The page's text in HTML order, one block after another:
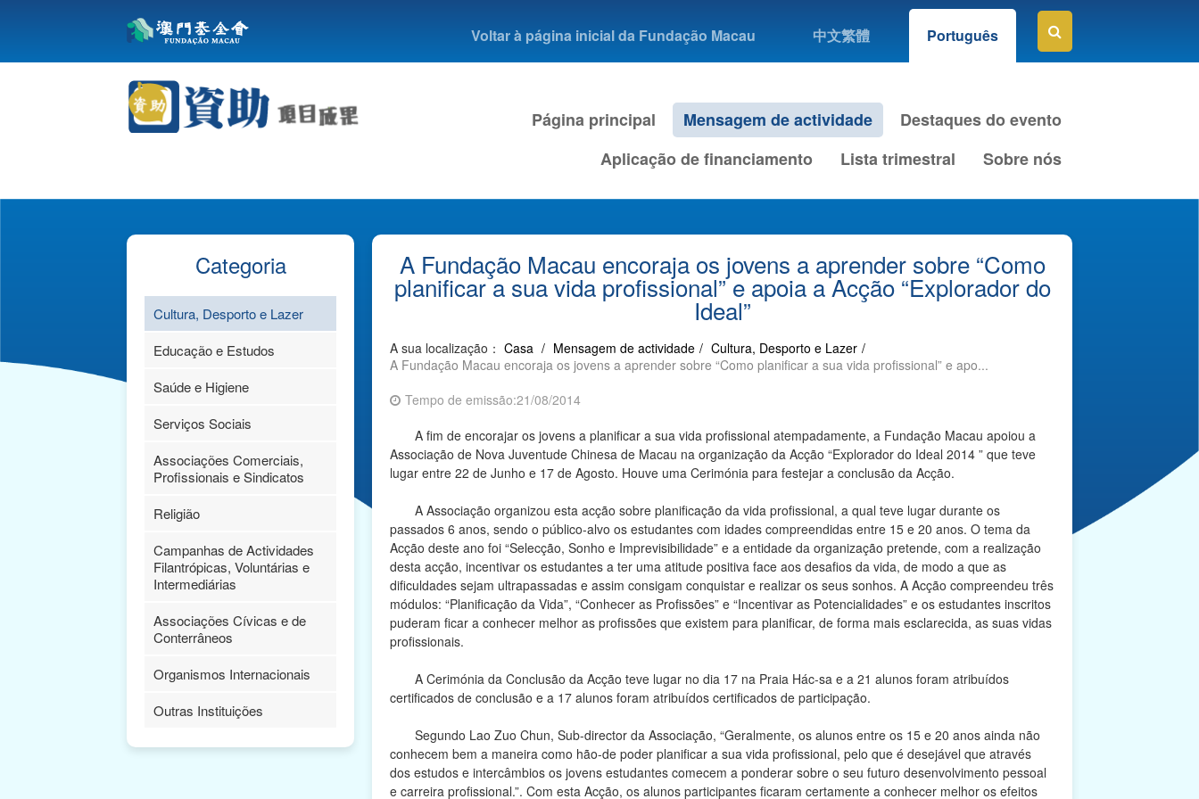
Voltar à página inicial da Fundação Macau 中文繁體 Português
Página principal Mensagem de actividade
Destaques do evento
Aplicação de financiamento
Lista trimestral Sobre nós
Categoria
Cultura, Desporto e Lazer
Educação e Estudos
Saúde e Higiene
Serviços Sociais
Associações Comerciais,
Profissionais e Sindicatos
Religião
Campanhas de Actividades
Filantrópicas, Voluntárias e
Intermediárias
Associações Cívicas e de
Conterrâneos
Organismos Internacionais
Outras Instituições
A Fundação Macau encoraja os jovens a aprender sobre “Como
planificar a sua vida profissional” e apoia a Acção “Explorador do
Ideal”
A sua localização： Casa / Mensagem de actividade / Cultura, Desporto e Lazer /
A Fundação Macau encoraja os jovens a aprender sobre “Como planificar a sua vida profissional” e apo...
Tempo de emissão:21/08/2014
A fim de encorajar os jovens a planificar a sua vida profissional atempadamente, a Fundação Macau apoiou a
Associação de Nova Juventude Chinesa de Macau na organização da Acção “Explorador do Ideal 2014 ” que teve
lugar entre 22 de Junho e 17 de Agosto. Houve uma Cerimónia para festejar a conclusão da Acção.
A Associação organizou esta acção sobre planificação da vida profissional, a qual teve lugar durante os
passados 6 anos, sendo o público-alvo os estudantes com idades compreendidas entre 15 e 20 anos. O tema da
Acção deste ano foi “Selecção, Sonho e Imprevisibilidade” e a entidade da organização pretende, com a realização
desta acção, incentivar os estudantes a ter uma atitude positiva face aos desafios da vida, de modo a que as
dificuldades sejam ultrapassadas e assim consigam conquistar e realizar os seus sonhos. A Acção compreendeu três
módulos: “Planificação da Vida”, “Conhecer as Profissões” e “Incentivar as Potencialidades” e os estudantes inscritos
puderam ficar a conhecer melhor as profissões que existem para planificar, de forma mais esclarecida, as suas vidas
profissionais.
A Cerimónia da Conclusão da Acção teve lugar no dia 17 na Praia Hác-sa e a 21 alunos foram atribuídos
certificados de conclusão e a 17 alunos foram atribuídos certificados de participação.
Segundo Lao Zuo Chun, Sub-director da Associação, “Geralmente, os alunos entre os 15 e 20 anos ainda não
conhecem bem a maneira como hão-de poder planificar a sua vida profissional, pelo que é desejável que através
dos estudos e intercâmbios os jovens estudantes comecem a ponderar sobre o seu futuro desenvolvimento pessoal
e carreira profissional.”. Com esta Acção, os alunos participantes ficaram certamente a conhecer melhor os efeitos